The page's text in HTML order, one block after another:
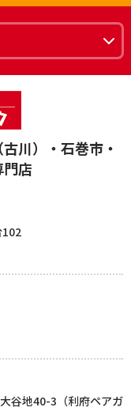
川）・石巻市・
店
102
谷地40-3（利府ペアガ